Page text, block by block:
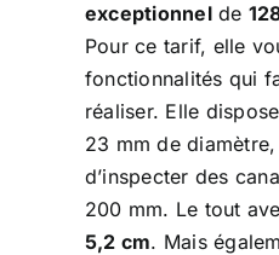
exceptionnelde
Pour ce tarif, elle
fonctionnalités qui
réaliser. Elle
23 mm de
d’inspecter des
200 mm. Le tout
5,2 cm. Mais